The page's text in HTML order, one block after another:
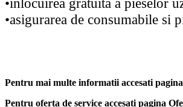
•inlocuirea gratuita a pieselor
•asigurarea de consumabile si
Pentru mai multe informatii accesati
Pentru oferta de service accesati pagina